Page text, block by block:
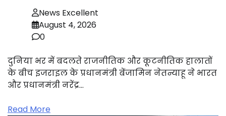
News Excellent
August 4, 2026
0
दुनिया भर में बदलते राजनीतिक और कूटनीतिक हालातों
के बीच इजराइल के प्रधानमंत्री बेंजामिन नेतन्याहू ने भारत
और प्रधानमंत्री नरेंद्र…
Read More